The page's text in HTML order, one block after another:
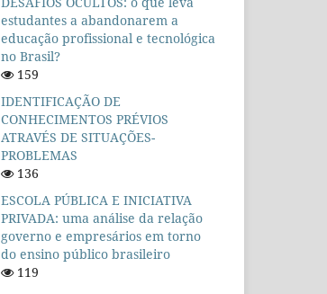
estudantes a abandonarem a
educação profissional e tecnológica
no Brasil?
159
IDENTIFICAÇÃO DE
CONHECIMENTOS PRÉVIOS
ATRAVÉS DE SITUAÇÕES-
PROBLEMAS
136
ESCOLA PÚBLICA E INICIATIVA
PRIVADA: uma análise da relação
governo e empresários em torno
do ensino público brasileiro
119